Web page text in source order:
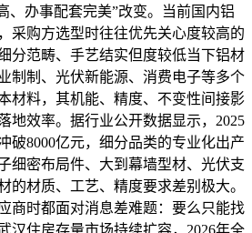
、办事配套完美”改变。当前国内铝
采购方选型时往往优先关心度较高的
分范畴、手艺结实但度较低当下铝材
制制、光伏新能源、消费电子等多个
材料，其机能、精度、不变性间接影
地效率。据行业公开数据显示，2025
破8000亿元，细分品类的专业化出产
细密布局件、大到幕墙型材、光伏支
的材质、工艺、精度要求差别极大。
商时都面对消息差难题：要么只能找
汉住房存量市场持续扩容，2026年全